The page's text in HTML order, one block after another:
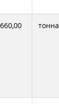
660,00 тонна